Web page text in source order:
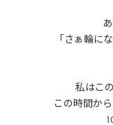
「さぁ輪に
私はこ
この時間か